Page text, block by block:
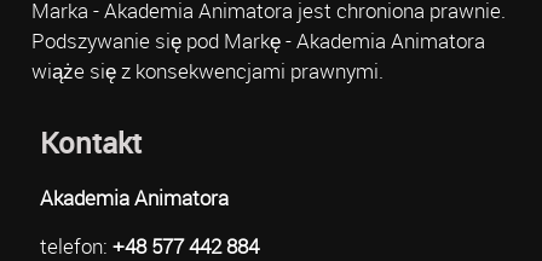
Marka - Akademia Animatora jest chroniona prawnie.
Podszywanie się pod Markę - Akademia Animatora
wiąże się z konsekwencjami prawnymi.
Kontakt
Akademia Animatora
telefon: +48 577 442 884